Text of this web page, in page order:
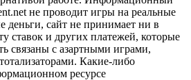
не проводит игры на реальные
деньги, сайт не принимает ни в
ставок и других платежей, которые
связаны с азартными играми,
Какие-либо
ресурсе